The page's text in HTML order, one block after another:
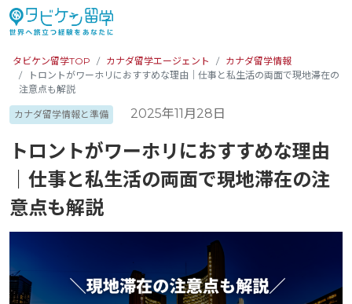
タビケン留学TOP カナダ留学エージェント
カナダ留学情報
トロントがワーホリにおすすめな理由｜仕事と私生活の両面で現地滞在の
注意点も解説
カナダ留学情報と準備 2025年11月28日
トロントがワーホリにおすすめな理由
｜仕事と私生活の両面で現地滞在の注
意点も解説